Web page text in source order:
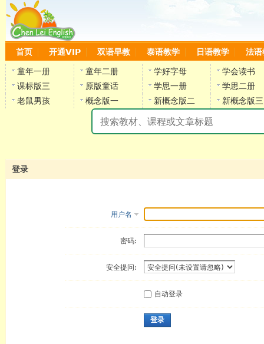
首页 开通VIP 双语早教 泰语教学 日语教学 法语
童年一册 童年二册 学好字母
学会读书
课标版三
原版童话 学思一册
学思二册
老鼠男孩
概念版一 新概念版二 新概念版三
登录
用户名
密码:
安全提问:
自动登录
登录